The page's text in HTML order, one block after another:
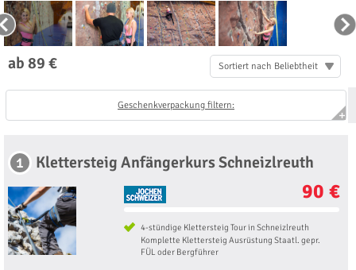
ab 89 € Sortiert nach Beliebtheit
Geschenkverpackung filtern:
1 Klettersteig Anfängerkurs Schneizlreuth
90 €
4-stündige Klettersteig Tour in Schneizlreuth
Komplette Klettersteig Ausrüstung Staatl. gepr.
FÜL oder Bergführer